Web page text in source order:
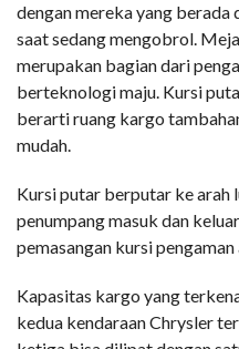
dengan mereka yang
saat sedang mengobrol.
merupakan bagian dari
berteknologi maju. Kursi
berarti ruang kargo
mudah.
Kursi putar berputar ke arah
penumpang masuk dan
pemasangan kursi
Kapasitas kargo yang
kedua kendaraan Chrysler